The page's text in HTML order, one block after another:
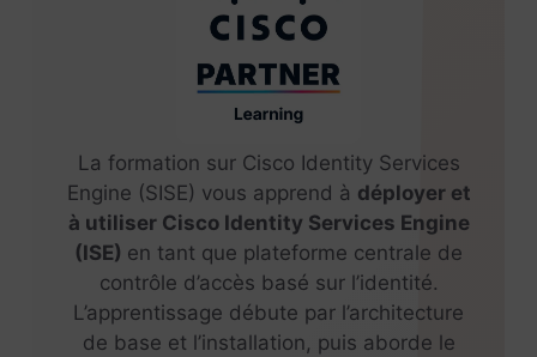
La formation sur Cisco Identity Services
Engine (SISE) vous apprend à déployer et
à utiliser Cisco Identity Services Engine
(ISE) en tant que plateforme centrale de
contrôle d’accès basé sur l’identité.
L’apprentissage débute par l’architecture
de base et l’installation, puis aborde le